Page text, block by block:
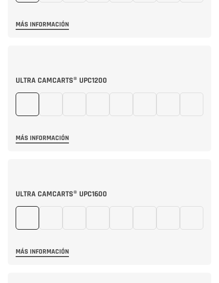
MÁS INFORMACIÓN
ULTRA CAMCARTS® UPC1200
MÁS INFORMACIÓN
ULTRA CAMCARTS® UPC1600
MÁS INFORMACIÓN